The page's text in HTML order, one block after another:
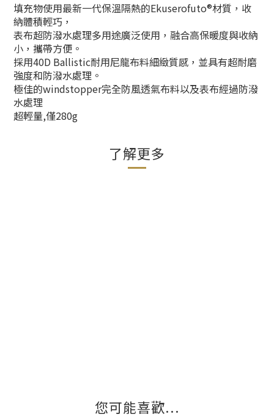
填充物使用最新一代保溫隔熱的Ekuserofuto®材質，收
納體積輕巧，
表布超防潑水處理多用途廣泛使用，融合高保暖度與收納
小，攜帶方便。
採用40D Ballistic耐用尼龍布料細緻質感，並具有超耐磨
強度和防潑水處理。
極佳的windstopper完全防風透氣布料以及表布經過防潑
水處理
超輕量,僅280g
了解更多
您可能喜歡...